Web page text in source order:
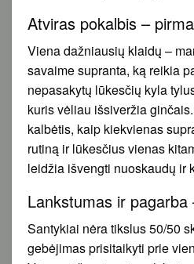
Atviras pokalbis –
Viena dažniausių klaidų –
savaime supranta, ką reikia
nepasakytų lūkesčių kyla
kuris vėliau išsiveržia
kalbėtis, kaip kiekvienas
rutiną ir lūkesčius vienas
leidžia išvengti nuoskaudų ir
Lankstumas ir
Santykiai nėra tikslus 50/50
gebėjimas prisitaikyti prie